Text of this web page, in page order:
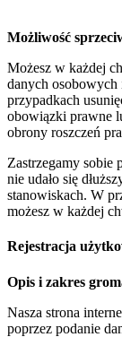
Możliwość
Możesz w każdej
danych osobowych
przypadkach
obowiązki prawne
obrony roszczeń
Zastrzegamy sobie
nie udało się
stanowiskach. W
możesz w każdej
Rejestracja
Opis i zakres
Nasza strona
poprzez podanie